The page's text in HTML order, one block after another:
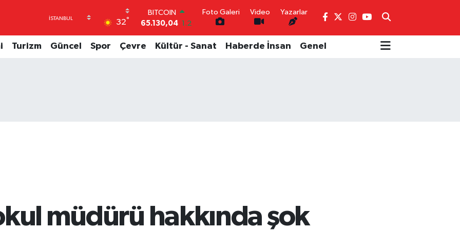
32°
DOLAR
47,7106 0.17
EURO
55,1652 0.27
Foto Galeri Video Yazarlar
Turizm Güncel Spor Çevre Kültür - Sanat Haberde İnsan Genel
müdürü hakkında şok